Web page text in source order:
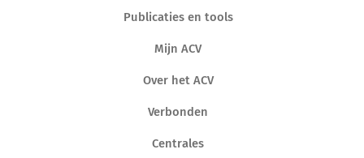
Publicaties en tools
Mijn ACV
Over het ACV
Verbonden
Centrales